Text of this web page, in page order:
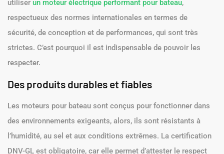
utiliser un moteur électrique performant pour bateau,
respectueux des normes internationales en termes de
sécurité, de conception et de performances, qui sont très
strictes. C’est pourquoi il est indispensable de pouvoir les
respecter.
Des produits durables et fiables
Les moteurs pour bateau sont conçus pour fonctionner dans
des environnements exigeants, alors, ils sont résistants à
l’humidité, au sel et aux conditions extrêmes. La certification
DNV-GL est obligatoire, car elle permet d’attester le respect